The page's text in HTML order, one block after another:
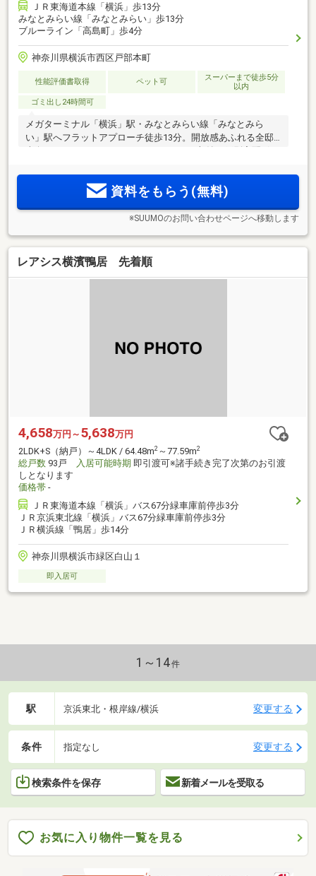
ＪＲ東海道本線「横浜」歩13分
みなとみらい線「みなとみらい」歩13分
ブルーライン「高島町」歩4分
神奈川県横浜市西区戸部本町
性能評価書取得 ペット可
スーパーまで徒歩5分
以内
ゴミ出し24時間可
メガターミナル「横浜」駅・みなとみらい線「みなとみら
い」駅へフラットアプローチ徒歩13分。開放感あふれる全邸
も、日常に取り込む、豊かな暮らし
資料をもらう(無料)
※SUUMOのお問い合わせページへ移動します
レアシス横濱鴨居 先着順
4,658万円～ 5,638万円
2LDK+S（納戸）～4LDK / 64.48m2 ～77.59m2
総戸数 93戸 入居可能時期 即引渡可※諸手続き完了次第のお引渡
しとなります
価格帯 -
ＪＲ東海道本線「横浜」バス67分緑車庫前停歩3分
ＪＲ京浜東北線「横浜」バス67分緑車庫前停歩3分
ＪＲ横浜線「鴨居」歩14分
神奈川県横浜市緑区白山１
即入居可
1～14件
駅 京浜東北・根岸線/横浜 変更する
条件 指定なし 変更する
検索条件を保存 新着メールを受取る
お気に入り物件一覧を見る